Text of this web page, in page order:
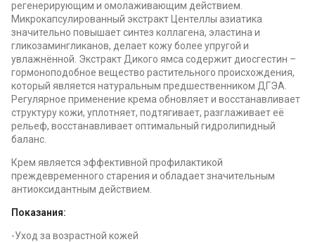
регенерирующим и омолаживающим действием.
Микрокапсулированный экстракт Центеллы азиатика
значительно повышает синтез коллагена, эластина и
гликозамингликанов, делает кожу более упругой и
увлажнённой. Экстракт Дикого ямса содержит диосгестин –
гормоноподобное вещество растительного происхождения,
который является натуральным предшественником ДГЭА.
Регулярное применение крема обновляет и восстанавливает
структуру кожи, уплотняет, подтягивает, разглаживает её
рельеф, восстанавливает оптимальный гидролипидный
баланс.
Крем является эффективной профилактикой
преждевременного старения и обладает значительным
антиоксидантным действием.
Показания:
-Уход за возрастной кожей